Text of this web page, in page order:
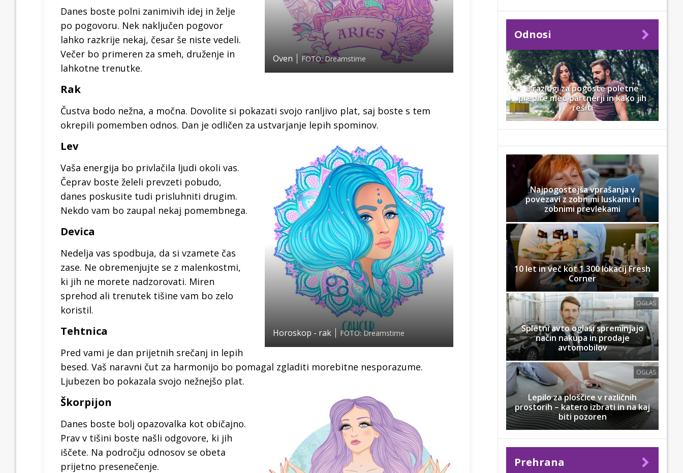
Oven FOTO: Dreamstime
Danes boste polni zanimivih idej in želje
po pogovoru. Nek naključen pogovor
lahko razkrije nekaj, česar še niste vedeli.
Večer bo primeren za smeh, druženje in
lahkotne trenutke.
Rak
Čustva bodo nežna, a močna. Dovolite si pokazati svojo ranljivo plat, saj boste s tem
okrepili pomemben odnos. Dan je odličen za ustvarjanje lepih spominov.
Horoskop - rak FOTO: Dreamstime
Lev
Vaša energija bo privlačila ljudi okoli vas.
Čeprav boste želeli prevzeti pobudo,
danes poskusite tudi prisluhniti drugim.
Nekdo vam bo zaupal nekaj pomembnega.
Devica
Nedelja vas spodbuja, da si vzamete čas
zase. Ne obremenjujte se z malenkostmi,
ki jih ne morete nadzorovati. Miren
sprehod ali trenutek tišine vam bo zelo
koristil.
Tehtnica
Pred vami je dan prijetnih srečanj in lepih
besed. Vaš naravni čut za harmonijo bo pomagal zgladiti morebitne nesporazume.
Ljubezen bo pokazala svojo nežnejšo plat.
Škorpijon
Danes boste bolj opazovalka kot običajno.
Prav v tišini boste našli odgovore, ki jih
iščete. Na področju odnosov se obeta
prijetno presenečenje.
Odnosi
3 razlogi za pogoste poletne
prepire med partnerji in kako jih
rešiti
Najpogostejša vprašanja v
povezavi z zobnimi luskami in
zobnimi prevlekami
10 let in več kot 1.300 lokacij Fresh
Corner
OGLAS
Spletni avto oglasi spreminjajo
način nakupa in prodaje
avtomobilov
OGLAS
Lepilo za ploščice v različnih
prostorih – katero izbrati in na kaj
biti pozoren
Prehrana